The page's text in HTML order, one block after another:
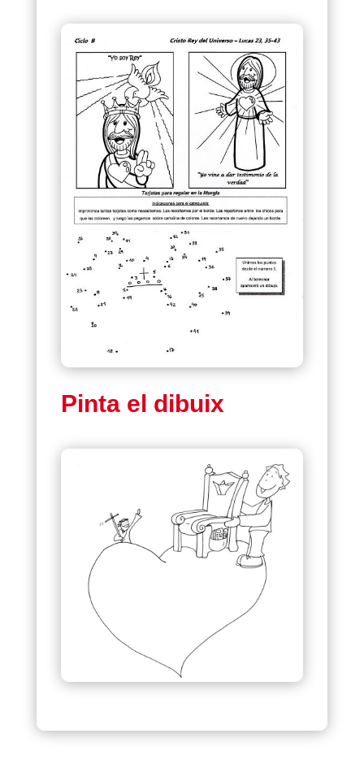
Pinta el dibuix